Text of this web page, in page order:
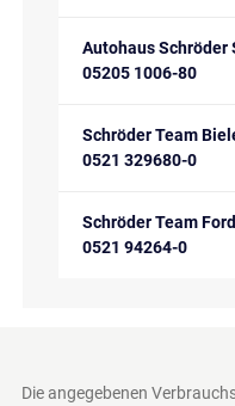
Autohaus Schröder
05205 1006-80
Schröder Team
0521 329680-0
Schröder Team Ford
0521 94264-0
Die angegebenen